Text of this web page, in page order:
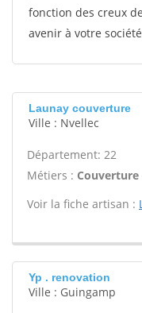
fonction des creux
avenir à votre
Launay couverture
Ville : Nvellec
Département: 22
Métiers : Couverture
Voir la fiche artisan :
Yp . renovation
Ville : Guingamp